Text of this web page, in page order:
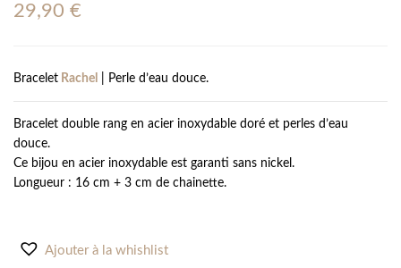
29,90 €
Bracelet Rachel | Perle d’eau douce.
Bracelet double rang en acier inoxydable doré et perles d’eau
douce.
Ce bijou en acier inoxydable est garanti sans nickel.
Longueur : 16 cm + 3 cm de chainette.
Ajouter à la whishlist